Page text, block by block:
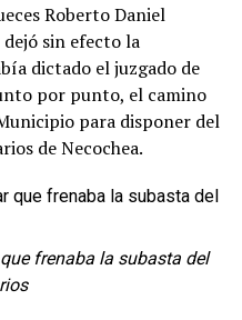
Roberto Daniel
sin efecto la
dictado el juzgado de
por punto, el camino
para disponer del
de Necochea.
frenaba la subasta del